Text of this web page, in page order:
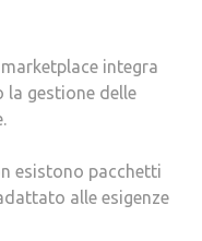
marketplace integra
la gestione delle
esistono pacchetti
alle esigenze